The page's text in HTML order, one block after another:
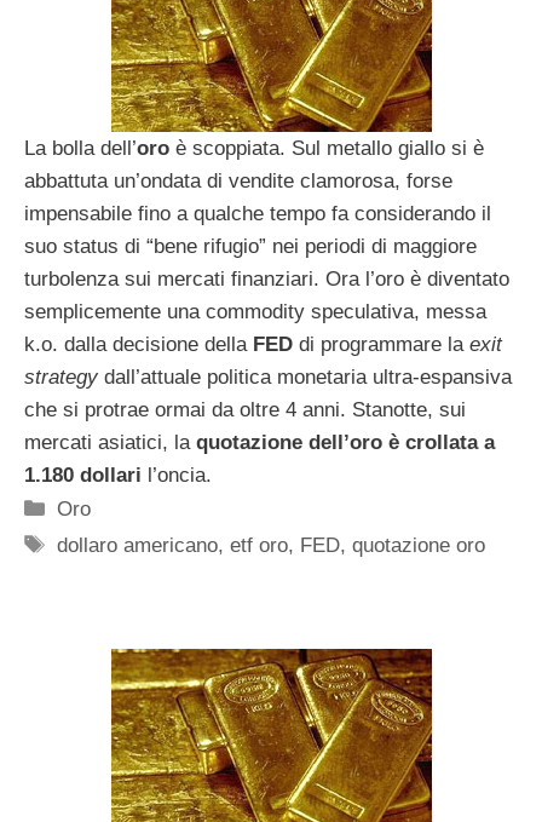
La bolla dell’oro è scoppiata. Sul metallo giallo si è
abbattuta un’ondata di vendite clamorosa, forse
impensabile fino a qualche tempo fa considerando il
suo status di “bene rifugio” nei periodi di maggiore
turbolenza sui mercati finanziari. Ora l’oro è diventato
semplicemente una commodity speculativa, messa
k.o. dalla decisione della FED di programmare la exit
strategy dall’attuale politica monetaria ultra-espansiva
che si protrae ormai da oltre 4 anni. Stanotte, sui
mercati asiatici, la quotazione dell’oro è crollata a
1.180 dollari l’oncia.
Categorie
Oro
Tag
dollaro americano,etf oro, FED,quotazione oro